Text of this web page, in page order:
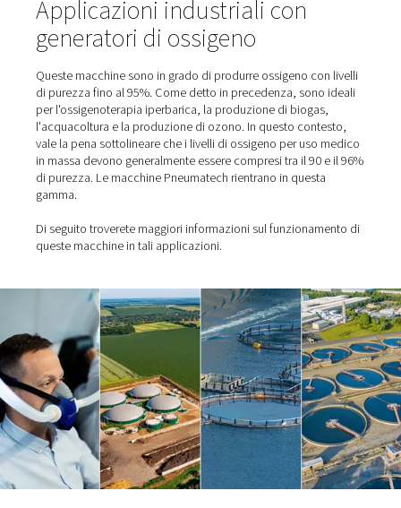
funzionano questi generatori.
Home
Blog
Un Efficiente Generatore Di Ossigeno Industriale Per
Applicazioni industriali con
generatori di ossigeno
di purezza fino al 95%. Come detto in precedenza,
per l'ossigenoterapia iperbarica, la produzione di
l'acquacoltura e la produzione di ozono. In questo
vale la pena sottolineare che i livelli di ossigeno per
in massa devono generalmente essere compresi tra il
di purezza. Le macchine Pneumatech rientrano in
gamma.
Di seguito troverete maggiori informazioni sul
queste macchine in tali applicazioni.